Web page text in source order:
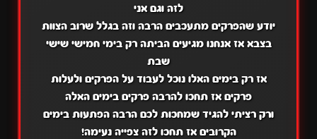
לזה וגם אני
יודע שהפרקים מתעכבים הרבה וזה בגלל שרוב הצוות
בצבא אז אנחנו מגיעים הביתה רק בימי חמישי שישי
שבת
אז רק בימים האלו נוכל לעבוד על הפרקים ולעלות
פרקים אז תחכו להרבה פרקים בימים האלה
ורק רציתי להגיד שמחכות לכם הרבה הפתעות בימים
הקרובים אז תחכו לזה צפייה נעימה!